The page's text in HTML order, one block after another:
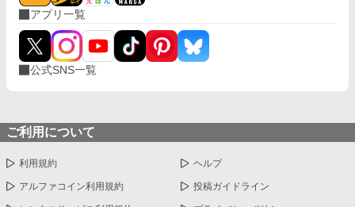
アプリ一覧
公式SNS一覧
ご利用について
利用規約 ヘルプ
アルファコイン利用規約 投稿ガイドライン